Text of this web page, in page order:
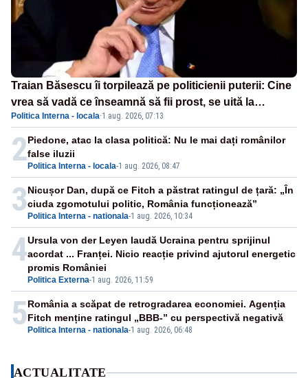
Traian Băsescu îi torpilează pe politicienii puterii: Cine
vrea să vadă ce înseamnă să fii prost, se uită la
România
Politica Interna - locala·1 aug. 2026, 07:13
2 Politica Interna - locala-1 aug. 2026, 08:47
Piedone, atac la clasa politică: Nu le mai dați românilor
false iluzii
3 Politica Interna - nationala-1 aug. 2026, 10:34
Nicușor Dan, după ce Fitch a păstrat ratingul de țară: „În
ciuda zgomotului politic, România funcționează”
4
Politica Externa-1 aug. 2026, 11:59
Ursula von der Leyen laudă Ucraina pentru sprijinul
acordat ... Franței. Nicio reacție privind ajutorul energetic
promis României
5 Politica Interna - nationala-1 aug. 2026, 06:48
România a scăpat de retrogradarea economiei. Agenția
Fitch menține ratingul „BBB-” cu perspectivă negativă
ACTUALITATE